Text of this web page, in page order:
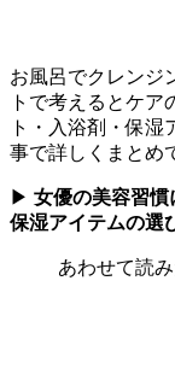
お風呂でクレンジ
トで考えるとケ
ト・入浴剤・保
事で詳しくまとめ
▶ 女優の美容習慣
保湿アイテムの選
あわせて読